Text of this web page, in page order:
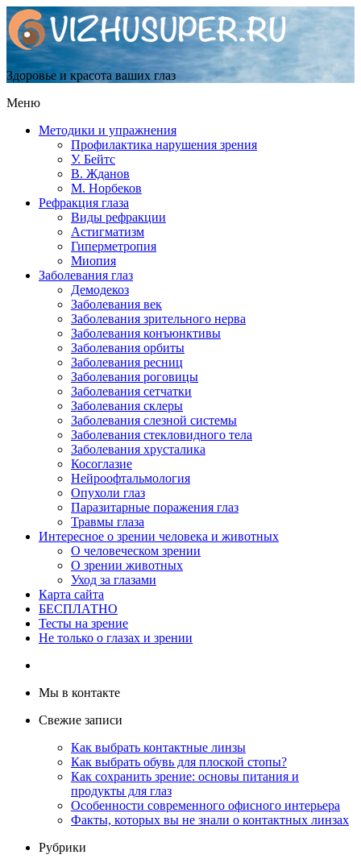
Здоровье и красота ваших глаз
Меню
Методики и упражнения
Профилактика нарушения зрения
У. Бейтс
В. Жданов
М. Норбеков
Рефракция глаза
Виды рефракции
Астигматизм
Гиперметропия
Миопия
Заболевания глаз
Демодекоз
Заболевания век
Заболевания зрительного нерва
Заболевания конъюнктивы
Заболевания орбиты
Заболевания ресниц
Заболевания роговицы
Заболевания сетчатки
Заболевания склеры
Заболевания слезной системы
Заболевания стекловидного тела
Заболевания хрусталика
Косоглазие
Нейроофтальмология
Опухоли глаз
Паразитарные поражения глаз
Травмы глаза
Интересное о зрении человека и животных
О человеческом зрении
О зрении животных
Уход за глазами
Карта сайта
БЕСПЛАТНО
Тесты на зрение
Не только о глазах и зрении
Мы в контакте
Свежие записи
Как выбрать контактные линзы
Как выбрать обувь для плоской стопы?
Как сохранить зрение: основы питания и
продукты для глаз
Особенности современного офисного интерьера
Факты, которых вы не знали о контактных линзах
Рубрики